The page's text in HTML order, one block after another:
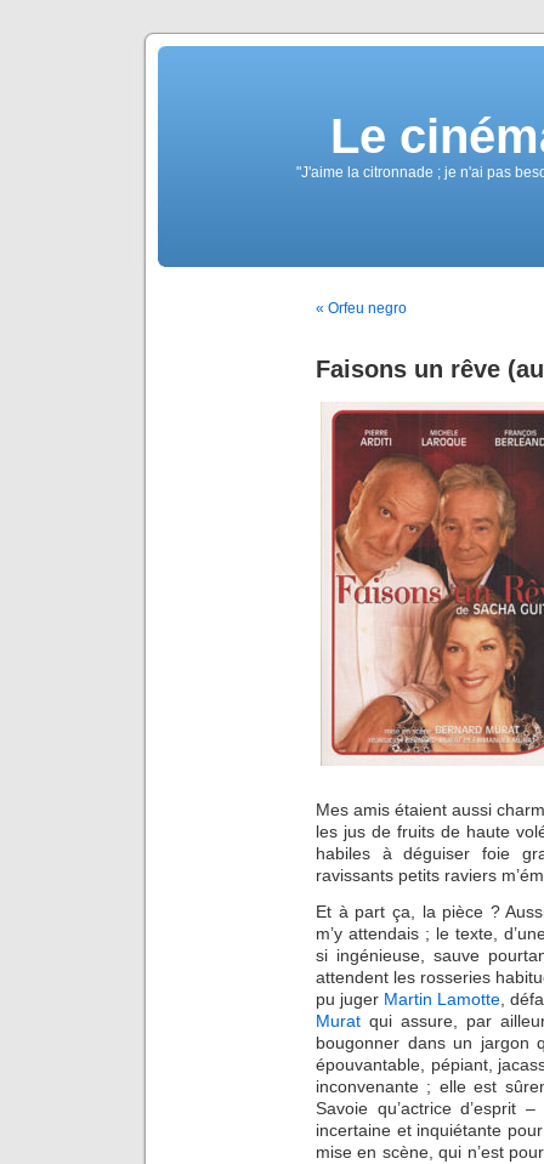
Le
"J'aime la citronnade ; je n'ai pas
« Orfeu negro
Faisons un rêve
Mes amis étaient aussi
les jus de fruits de haute
habiles à déguiser foie
ravissants petits raviers
Et à part ça, la pièce ?
m’y attendais ; le texte,
si ingénieuse, sauve
attendent les rosseries
pu juger Martin Lamotte,
Murat qui assure, par
bougonner dans un jargon
épouvantable, pépiant,
inconvenante ; elle est
Savoie qu’actrice d’esprit
incertaine et inquiétante
mise en scène, qui n’est